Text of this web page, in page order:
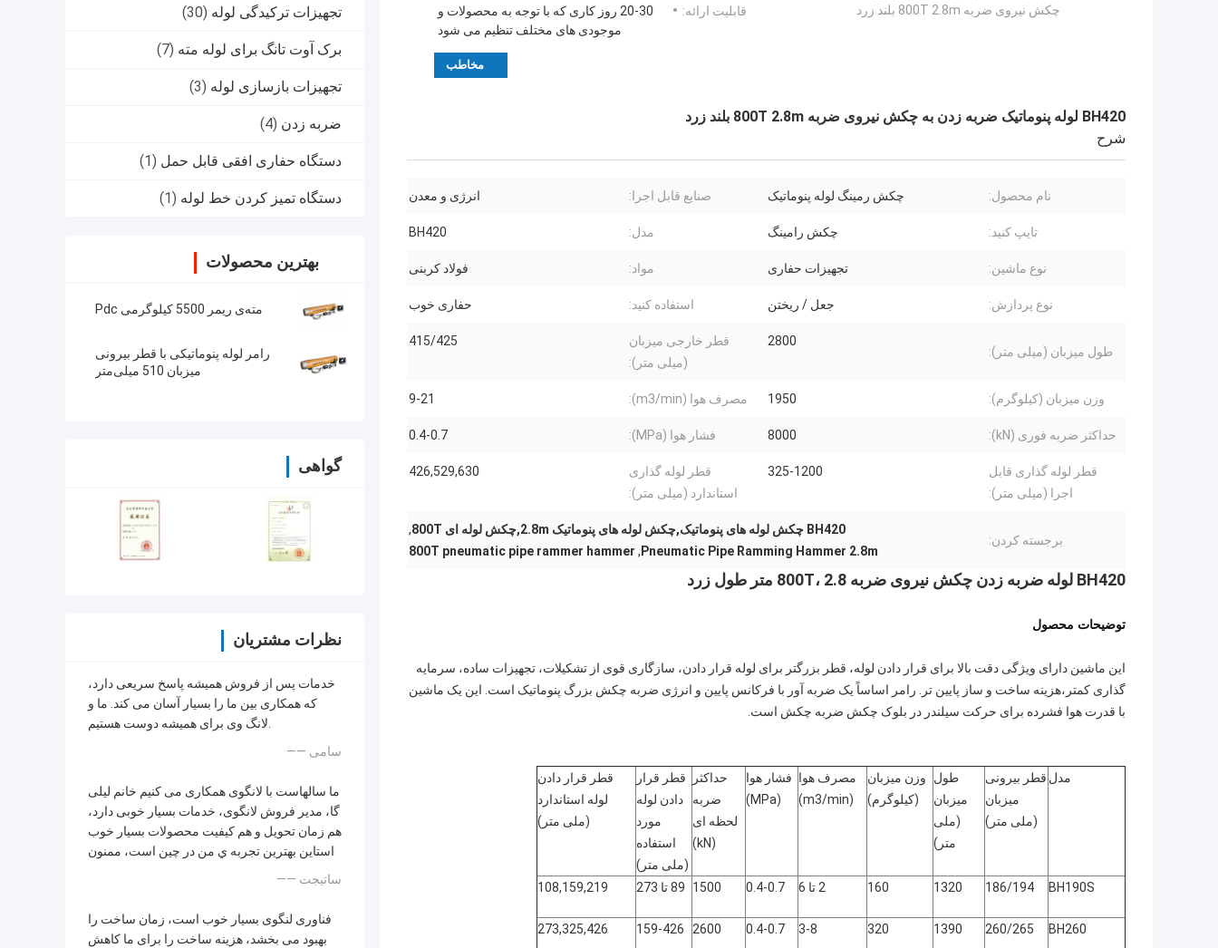
تجهیزات ترکیدگی لوله (30)
برک آوت تانگ برای لوله مته (7)
تجهیزات بازسازی لوله (3)
ضربه زدن (4)
دستگاه حفاری افقی قابل حمل (1)
دستگاه تمیز کردن خط لوله (1)
بهترین محصولات
مته‌ی ریمر 5500 کیلوگرمی Pdc
رامر لوله پنوماتیکی با قطر بیرونی
میزبان 510 میلی‌متر
گواهی
نظرات مشتریان
خدمات پس از فروش همیشه پاسخ سریعی دارد،
که همکاری بین ما را بسیار آسان می کند. ما و
لانگ وی برای همیشه دوست هستیم.
—— سامی
ما سالهاست با لانگوی همکاری می کنیم خانم لیلی
گا، مدیر فروش لانگوی، خدمات بسیار خوبی دارد،
هم زمان تحویل و هم کیفیت محصولات بسیار خوب
استاين بهترين تجربه ي من در چين است، ممنون
—— ساتیجت
فناوری لنگوی بسیار خوب است، زمان ساخت را
بهبود می بخشد، هزینه ساخت را برای ما کاهش
چکش نیروی ضربه 800T 2.8m بلند زرد
قابلیت ارائه:
20-30 روز کاری که با توجه به محصولات و
موجودی های مختلف تنظیم می شود
مخاطب
BH420 لوله پنوماتیک ضربه زدن به چکش نیروی ضربه 800T 2.8m بلند زرد
شرح
نام محصول: چکش رمینگ لوله پنوماتیک صنایع قابل اجرا: انرژی و معدن
تایپ کنید: چکش رامینگ مدل: BH420
نوع ماشین: تجهیزات حفاری مواد: فولاد کربنی
نوع پردازش: جعل / ریختن استفاده کنید: حفاری خوب
طول میزبان (میلی متر):
2800
قطر خارجی میزبان
(میلی متر):
415/425
وزن میزبان (کیلوگرم): 1950 مصرف هوا (m3/min): 9-21
حداکثر ضربه فوری (kN): 8000 فشار هوا (MPa): 0.4-0.7
قطر لوله گذاری قابل
اجرا (میلی متر):
325-1200
قطر لوله گذاری
استاندارد (میلی متر):
426,529,630
برجسته کردن:
BH420 چکش لوله های پنوماتیک,چکش لوله های پنوماتیک 2.8m,چکش لوله ای 800T
,
Pneumatic Pipe Ramming Hammer 2.8m
,
800T pneumatic pipe rammer hammer
BH420 لوله ضربه زدن چکش نیروی ضربه 800T، 2.8 متر طول زرد
توضیحات محصول
این ماشین دارای ویژگی دقت بالا برای قرار دادن لوله، قطر بزرگتر برای لوله قرار دادن، سازگاری قوی از تشکیلات، تجهیزات ساده، سرمایه
گذاری کمتر،هزینه ساخت و ساز پایین تر. رامر اساساً یک ضربه آور با فرکانس پایین و انرژی ضربه چکش بزرگ پنوماتیک است. این یک ماشین
با قدرت هوا فشرده برای حرکت سیلندر در بلوک چکش ضربه چکش است.
مدل قطر بیرونی
میزبان
(ملی متر)
طول
میزبان
(ملی
متر)
وزن میزبان
(کیلوگرم)
مصرف هوا
(m3/min)
فشار هوا
(MPa)
حداکثر
ضربه
لحظه ای
(kN)
قطر قرار
دادن لوله
مورد
استفاده
(ملی متر)
قطر قرار دادن
لوله استاندارد
(ملی متر)
BH190S
186/194
1320
160 2 تا 6 0.4-0.7
1500 89 تا 273 108,159,219
BH260
260/265
1390
320
3-8
0.4-0.7
2600
159-426
273,325,426